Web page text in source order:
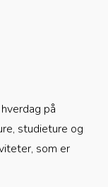
på
studieture og
som er